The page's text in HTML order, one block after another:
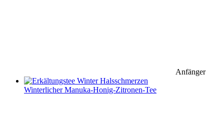
Anfänger
Winterlicher Manuka-Honig-Zitronen-Tee